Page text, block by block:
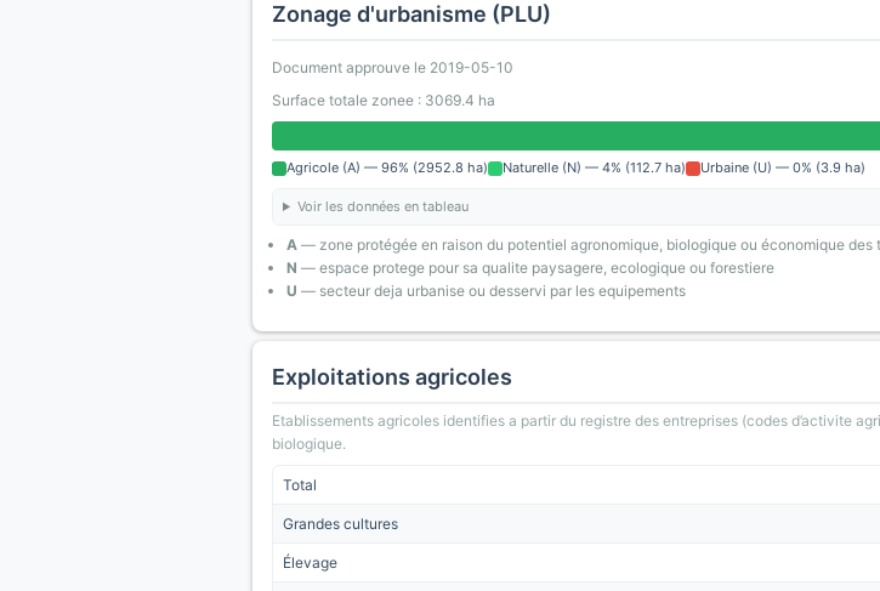
Zonage d'urbanisme (PLU)
Document approuve le 2019-05-10
Surface totale zonee : 3069.4 ha
Agricole (A) — 96% (2952.8 ha) Naturelle (N) — 4% (112.7 ha) Urbaine (U) — 0% (3.9 ha)
Voir les données en tableau
A — zone protégée en raison du potentiel agronomique, biologique ou économique des
N — espace protege pour sa qualite paysagere, ecologique ou forestiere
U — secteur deja urbanise ou desservi par les equipements
Exploitations agricoles
Etablissements agricoles identifies a partir du registre des entreprises (codes d’activite
biologique.
Total
Grandes cultures
Élevage